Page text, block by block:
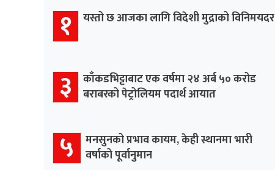
१ यस्तो छ आजका लागि विदेशी मुद्राको विनिमयदर
३
काँकडभिट्टाबाट एक वर्षमा २४ अर्ब ५० करोड
बराबरको पेट्रोलियम पदार्थ आयात
५
मनसुनको प्रभाव कायम, केही स्थानमा भारी
वर्षाको पूर्वानुमान